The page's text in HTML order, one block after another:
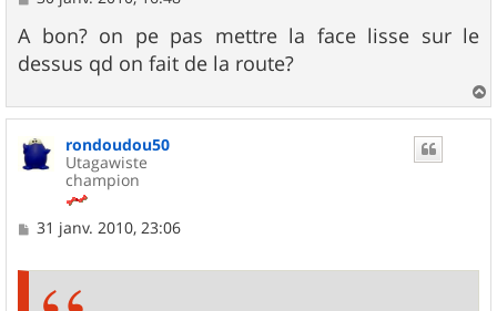
s
a
e
A bon? on pe pas mettre la face lisse sur le
dessus qd on fait de la route?
a
rondoudou50
Utagawiste
champion
M
31 janv. 2010, 23:06